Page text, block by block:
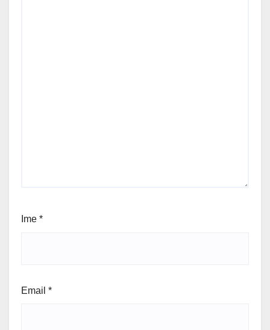
Ime *
Email *